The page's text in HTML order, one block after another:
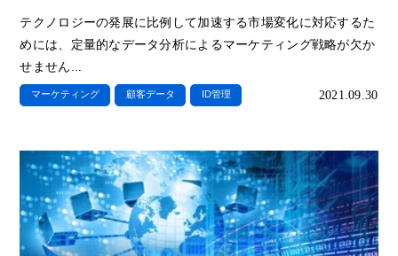
テクノロジーの発展に比例して加速する市場変化に対応するた
めには、定量的なデータ分析によるマーケティング戦略が欠か
せません...
マーケティング 顧客データ ID管理 2021.09.30